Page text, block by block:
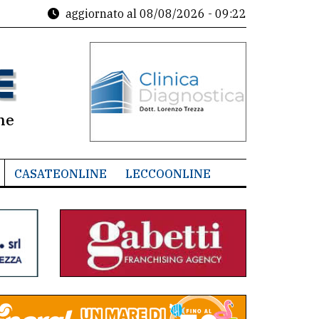
aggiornato al 08/08/2026 - 09:22
CASATEONLINE LECCOONLINE